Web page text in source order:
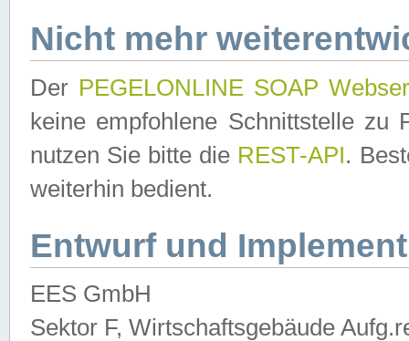
Nicht mehr
Der PEGELONLINE SOAP
keine empfohlene Schnittstelle zu
nutzen Sie bitte die REST-API.
weiterhin bedient.
Entwurf und
EES GmbH
Sektor F, Wirtschaftsgebäude